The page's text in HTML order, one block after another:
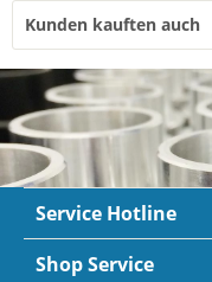
Kunden kauften auch
Service Hotline
Shop Service